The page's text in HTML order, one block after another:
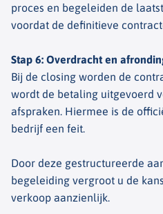
proces en begeleiden de
voordat de definitieve
Stap 6: Overdracht en
Bij de closing worden de
wordt de betaling uitgevoerd
afspraken. Hiermee is de
bedrijf een feit.
Door deze gestructureerde
begeleiding vergroot u de
verkoop aanzienlijk.